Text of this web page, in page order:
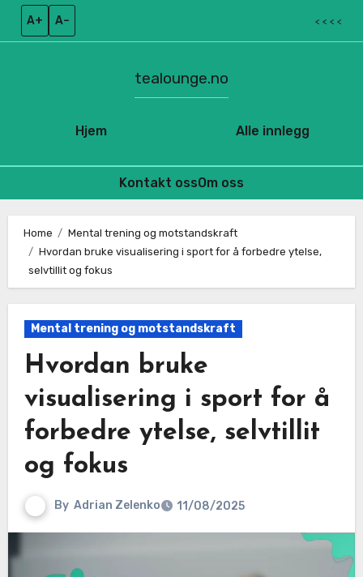
A+ A– < < < <
Hjem
tealounge.no
Alle innlegg
Kontakt ossOm oss
content
Home
Mental trening og motstandskraft
Hvordan bruke visualisering i sport for å forbedre ytelse,
selvtillit og fokus
Mental trening og motstandskraft
Hvordan bruke
visualisering i sport for å
forbedre ytelse, selvtillit
og fokus
By Adrian Zelenko 11/08/2025